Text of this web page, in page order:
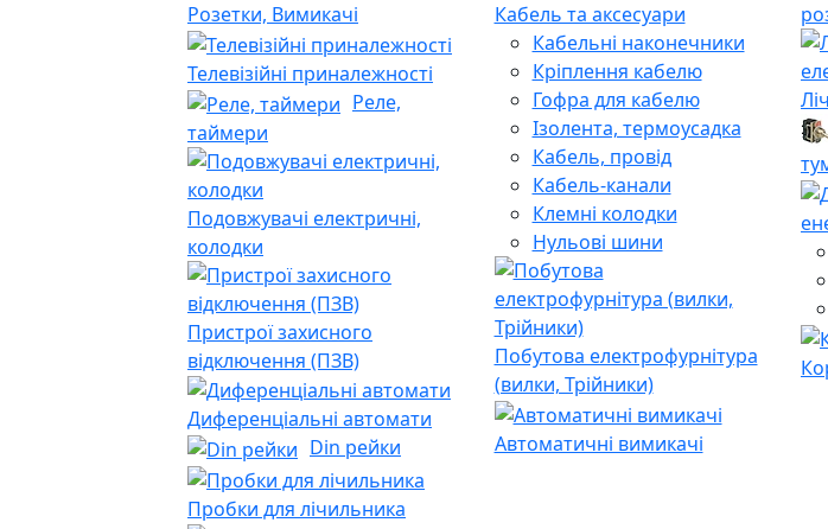
Розетки, Вимикачі
Телевізійні приналежності
Реле,
таймери
Подовжувачі електричні,
колодки
Пристрої захисного
відключення (ПЗВ)
Диференціальні автомати
Din рейки
Пробки для лічильника
Кабель та аксесуари
Кабельні наконечники
Кріплення кабелю
Гофра для кабелю
Ізолента, термоусадка
Кабель, провід
Кабель-канали
Клемні колодки
Нульові шини
Побутова електрофурнітура
(вилки, Трійники)
Автоматичні вимикачі